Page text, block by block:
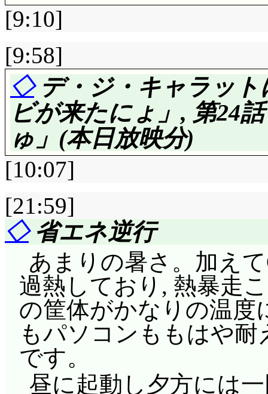
てかなり強度あるか
なりそうですけど。
(以下自粛)
そら, 行くわよ……あ
に!」またアヤしい師
ら, 坐禅。なるほど,
っていたら, 2人目か
(^^;;; 我々は今アルデ
アーダンス!! ヨガ+石
か勘違いしてるかし
て舞台に立っている
ロッカーにディアボ
ャーロット。ディア
「喜ばれたっぽい」
(違) いやあ, いい話(第
た。で, ディアボロや
ないなあ。
春菜結婚式プロジェ
和人は, 山へ花を探し
に恣意的な場所に花
かみに……どこまで説
らして, 全部話した気
な香奈花には, バチ
グ。「幸せだったか
のですよ」苦しくっ
を望めば幸せな瞬間
朝。丸尾, 何て恰好
おかみが用意したと
せてたな(^^;;; ハルナ
婚式。今も幸せだけ
も含めて, 家族になれ
きよ! じゃない。
評価……☆☆☆☆(前回比
からくり自動車展開
持ち悪いですが, イタ
わらずいいですなあ(
のがイヤですが(^^;;; )
ナージャに引き寄せ
ラ博士ことクリスチ
まに不機嫌(^^;;; そう
だよ(^^;;; それどころ
はリタの動物芸だけ
があったっけねえ……
激しく解るが, 失礼な
1日お休みを貰って
[9:10]
[9:58]
◇デ・ジ・キャラット
ビが来たにょ」, 第24
ゅ」(本日放映分)
第23話:☆☆☆
TV番
街」の取材。レポー
にょ生米にょ生卵に
ですなあ……やすしの
が。テレビカメラが
増し湯, 前回のアレで
[10:07]
[21:59]
◇省エネ逆行
あまりの暑さ。加え
過熱しており, 熱暴走
の筐体がかなりの温度
もパソコンももはや
です。
昼に起動し夕方には